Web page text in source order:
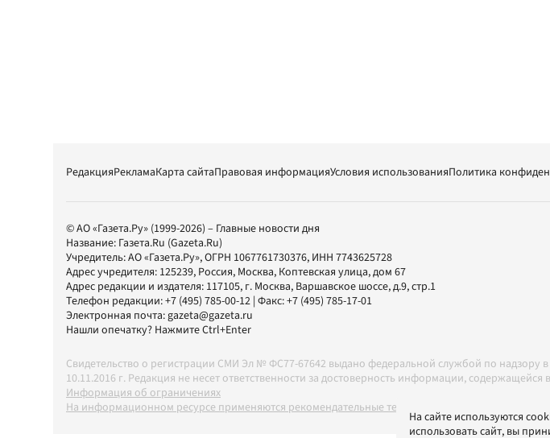
РедакцияРекламаКарта сайтаПравовая информацияУсловия использованияПолитика
© АО «Газета.Ру» (1999-2026) – Главные новости дня
Название: Газета.Ru (Gazeta.Ru)
Учредитель:АО «Газета.Ру», ОГРН 1067761730376, ИНН 7743625728
Адрес учредителя: 125239, Россия, Москва, Коптевская улица, дом 67
Адрес редакции и издателя: 117105, г. Москва, Варшавское шоссе, д.9, стр.1
Телефон редакции:+7 (495) 785-00-12 | Факс:+7 (495) 785-17-01
Электронная почта:gazeta@gazeta.ru
Нашли опечатку? Нажмите Ctrl+Enter
Свидетельство о регистрации СМИ Эл № ФС77-67642 выдано федеральной службой по
10.11.2016 г. Редакция не несет ответственности за достоверность информации,
Информация об ограничениях
На информационном ресурсе применяются рекомендательные технологии в соответствии с
На сайте используются
использовать сайт, вы